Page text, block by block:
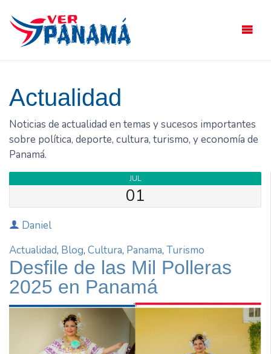
contenido
Actualidad
Noticias de actualidad en temas y sucesos importantes
sobre política, deporte, cultura, turismo, y economía de
Panamá.
JUL
01
Daniel
Actualidad, Blog, Cultura, Panama, Turismo
Desfile de las Mil Polleras
2025 en Panamá